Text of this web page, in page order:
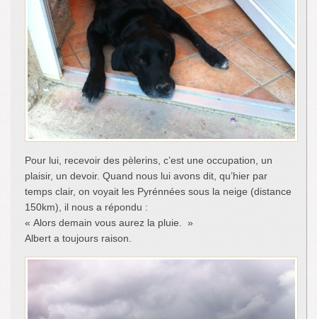
Pour lui, recevoir des pèlerins, c’est une occupation, un
plaisir, un devoir. Quand nous lui avons dit, qu’hier par
temps clair, on voyait les Pyrénnées sous la neige (distance
150km), il nous a répondu :
« Alors demain vous aurez la pluie. »
Albert a toujours raison.